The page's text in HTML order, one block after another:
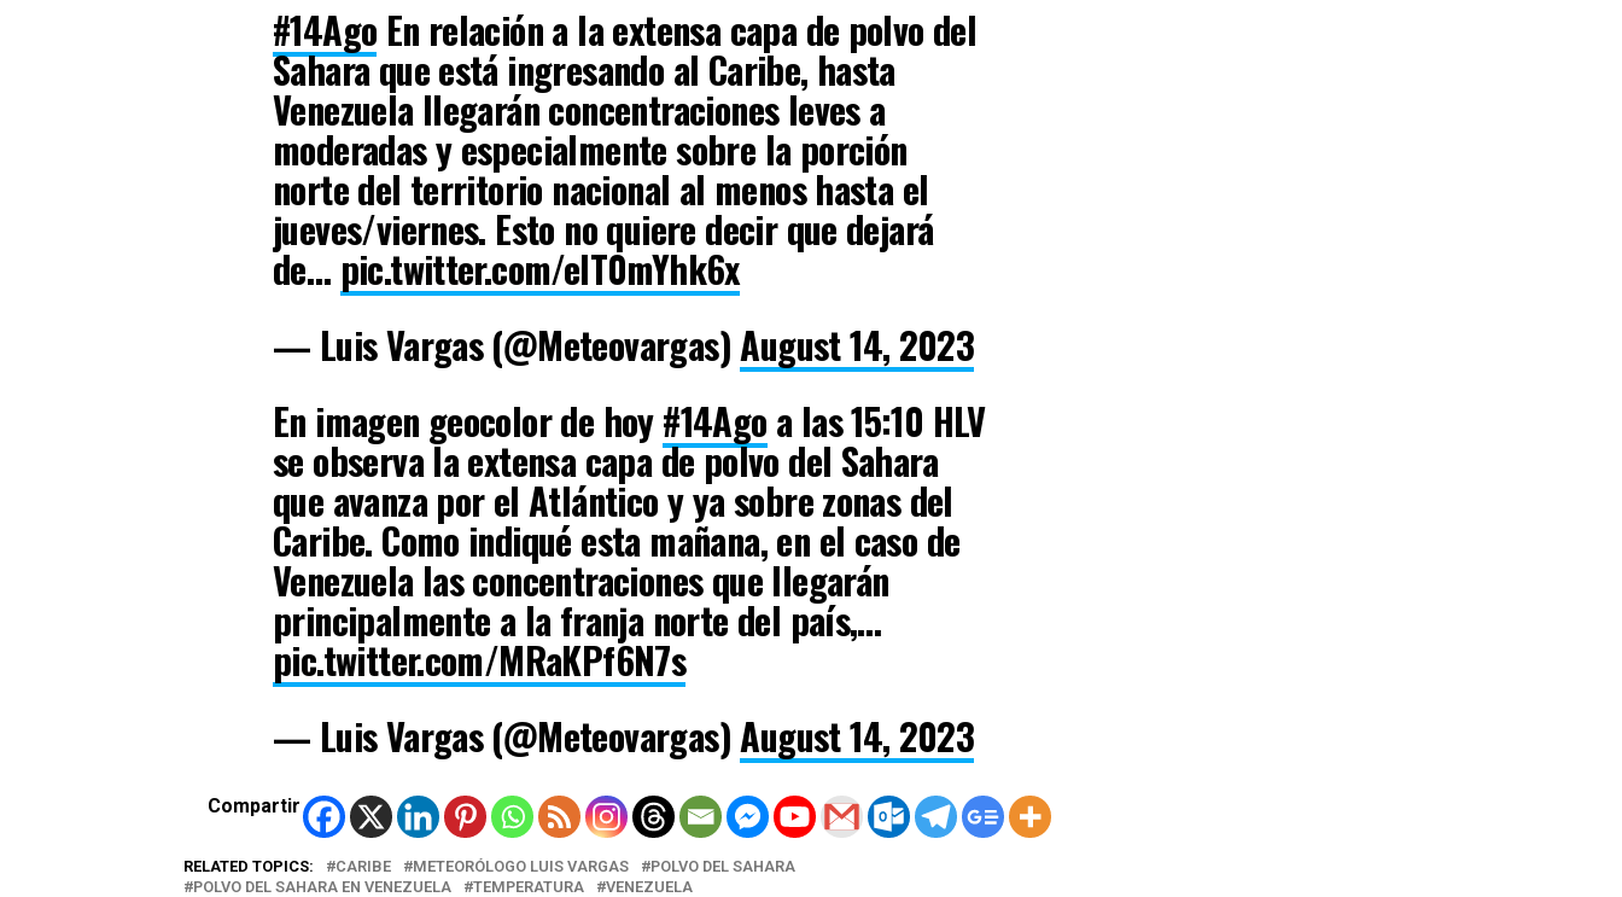
#14Ago En relación a la extensa capa de polvo del
Sahara que está ingresando al Caribe, hasta
Venezuela llegarán concentraciones leves a
moderadas y especialmente sobre la porción
norte del territorio nacional al menos hasta el
jueves/viernes. Esto no quiere decir que dejará
de… pic.twitter.com/eIT0mYhk6x
— Luis Vargas (@Meteovargas) August 14, 2023
En imagen geocolor de hoy#14Ago a las 15:10 HLV
se observa la extensa capa de polvo del Sahara
que avanza por el Atlántico y ya sobre zonas del
Caribe. Como indiqué esta mañana, en el caso de
Venezuela las concentraciones que llegarán
principalmente a la franja norte del país,…
pic.twitter.com/MRaKPf6N7s
— Luis Vargas (@Meteovargas) August 14, 2023
Compartir
RELATED TOPICS: CARIBE METEORÓLOGO LUIS VARGAS
POLVO DEL SAHARA
POLVO DEL SAHARA EN VENEZUELA
TEMPERATURA VENEZUELA